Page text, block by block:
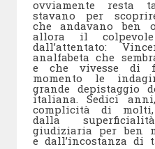
ovviamente resta
stavano per
che andavano ben
allora il
dall’attentato:
analfabeta che
e che vivesse di
momento le
grande depistaggio
italiana. Sedici
complicità di molti,
dalla
giudiziaria per ben
e dall’incostanza di